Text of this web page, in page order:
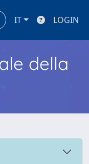
IT LOGIN
della